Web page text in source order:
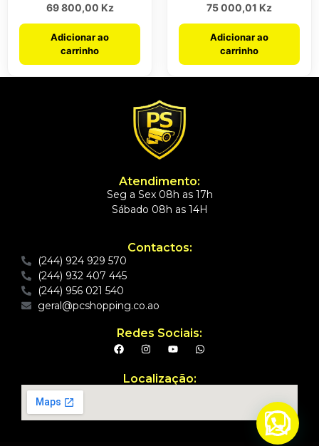
69 800,00 Kz
Adicionar ao
carrinho
75 000,01 Kz
Adicionar ao
carrinho
Atendimento:
Seg a Sex 08h as 17h
Sábado 08h as 14H
Contactos:
(244) 924 929 570
(244) 932 407 445
(244) 956 021 540
geral@pcshopping.co.ao
Redes Sociais:
Localização: